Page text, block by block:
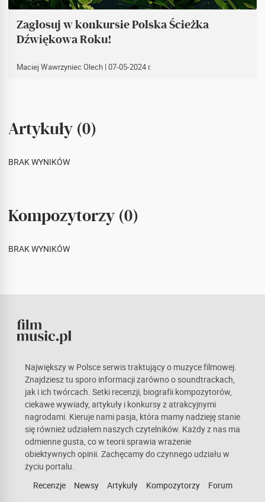
Zagłosuj w konkursie Polska Ścieżka
Dźwiękowa Roku!
Maciej Wawrzyniec Olech | 07-05-2024 r.
Artykuły (0)
BRAK WYNIKÓW
Kompozytorzy (0)
BRAK WYNIKÓW
Największy w Polsce serwis traktujący o muzyce filmowej.
Znajdziesz tu sporo informacji zarówno o soundtrackach,
jak i ich twórcach. Setki recenzji, biografii kompozytorów,
ciekawe wywiady, artykuły i konkursy z atrakcyjnymi
nagrodami. Kieruje nami pasja, która mamy nadzieję stanie
się również udziałem naszych czytelników. Każdy z nas ma
odmienne gusta, co w teorii sprawia wrażenie
obiektywnych opinii. Zachęcamy do czynnego udziału w
życiu portalu.
Recenzje
Newsy Artykuły Kompozytorzy Forum